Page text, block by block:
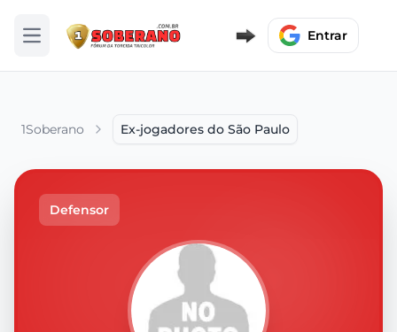
Abrir menu Entrar
1Soberano Ex-jogadores do São Paulo
Defensor